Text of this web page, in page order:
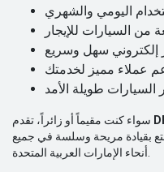
اليومي والشهري
السيارات للإيجار
إلكتروني سهل وسريع
عملاء مميز لخدمتك
السيارات طويلة الأمد
بقيادة مريحة وسلسة في جميع